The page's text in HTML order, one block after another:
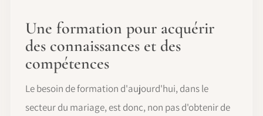
Une formation pour acquérir
des connaissances et des
compétences
Le besoin de formation d'aujourd'hui, dans le
secteur du mariage, est donc, non pas d'obtenir de